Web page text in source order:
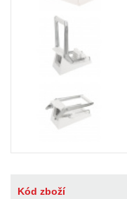
Kód zboží